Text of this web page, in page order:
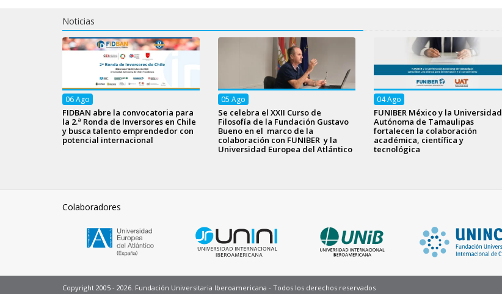
Noticias
06Ago
FIDBAN abre la convocatoria para
la 2.ª Ronda de Inversores en Chile
y busca talento emprendedor con
potencial internacional
05 Ago
Se celebra el XXII Curso de
Filosofía de la Fundación Gustavo
Bueno en el marco de la
colaboración con FUNIBER y la
Universidad Europea del Atlántico
04Ago
FUNIBER México y la Universidad
Autónoma de Tamaulipas
fortalecen la colaboración
académica, científica y
tecnológica
Colaboradores
Copyright 2005 - 2026. Fundación Universitaria Iberoamericana - Todos los derechos reservados